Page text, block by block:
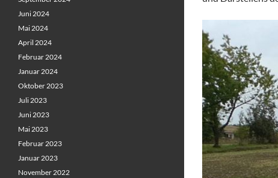
Juni 2024
Mai 2024
April 2024
Februar 2024
Januar 2024
Oktober 2023
Juli 2023
Juni 2023
Mai 2023
Februar 2023
Januar 2023
November 2022